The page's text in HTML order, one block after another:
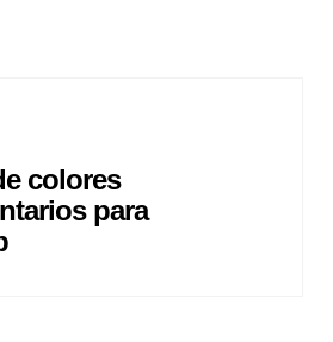
colores
para